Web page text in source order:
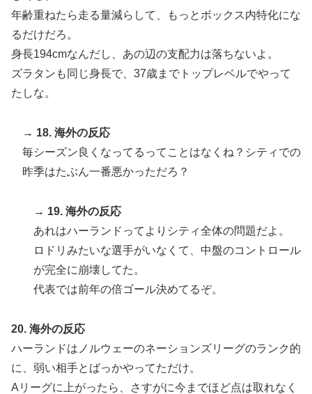
年齢重ねたら走る量減らして、もっとボックス内特化にな
るだけだろ。
身長194cmなんだし、あの辺の支配力は落ちないよ。
ズラタンも同じ身長で、37歳までトップレベルでやって
たしな。
→ 18. 海外の反応
毎シーズン良くなってるってことはなくね？シティでの
昨季はたぶん一番悪かっただろ？
→ 19. 海外の反応
あれはハーランドってよりシティ全体の問題だよ。
ロドリみたいな選手がいなくて、中盤のコントロール
が完全に崩壊してた。
代表では前年の倍ゴール決めてるぞ。
20. 海外の反応
ハーランドはノルウェーのネーションズリーグのランク的
に、弱い相手とばっかやってただけ。
Aリーグに上がったら、さすがに今までほど点は取れなく